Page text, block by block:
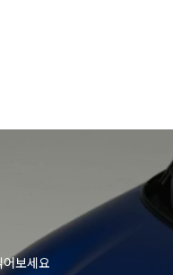
보세요